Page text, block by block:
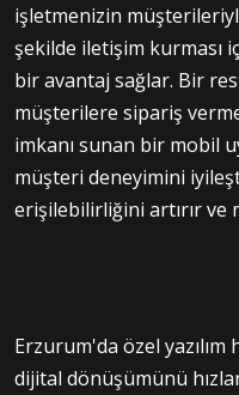
işletmenizin
şekilde iletişim kurması
bir avantaj sağlar. Bir
müşterilere sipariş
imkanı sunan bir mobil
müşteri deneyimini
erişilebilirliğini artırır
Erzurum'da özel
dijital dönüşümünü